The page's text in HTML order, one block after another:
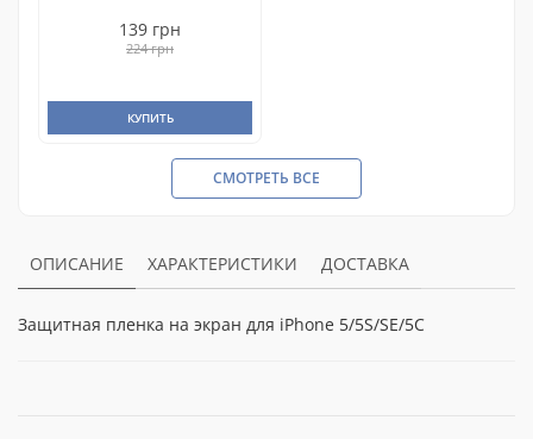
139 грн
224 грн
КУПИТЬ
СМОТРЕТЬ ВСЕ
ОПИСАНИЕ ХАРАКТЕРИСТИКИ ДОСТАВКА
Защитная пленка на экран для iPhone 5/5S/SE/5C